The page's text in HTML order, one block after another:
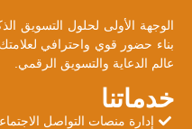
الوجهة الأولى لحلول التسويق
بناء حضور قوي واحترافي
عالم الدعاية والتسويق الرقمي.
خدماتنا
إدارة منصات التواصل